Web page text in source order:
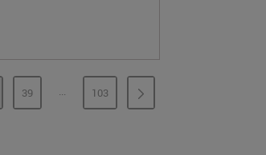
PÀGINA
39 ...PÀGINES INTERMÈDIES
PÀGINA
103